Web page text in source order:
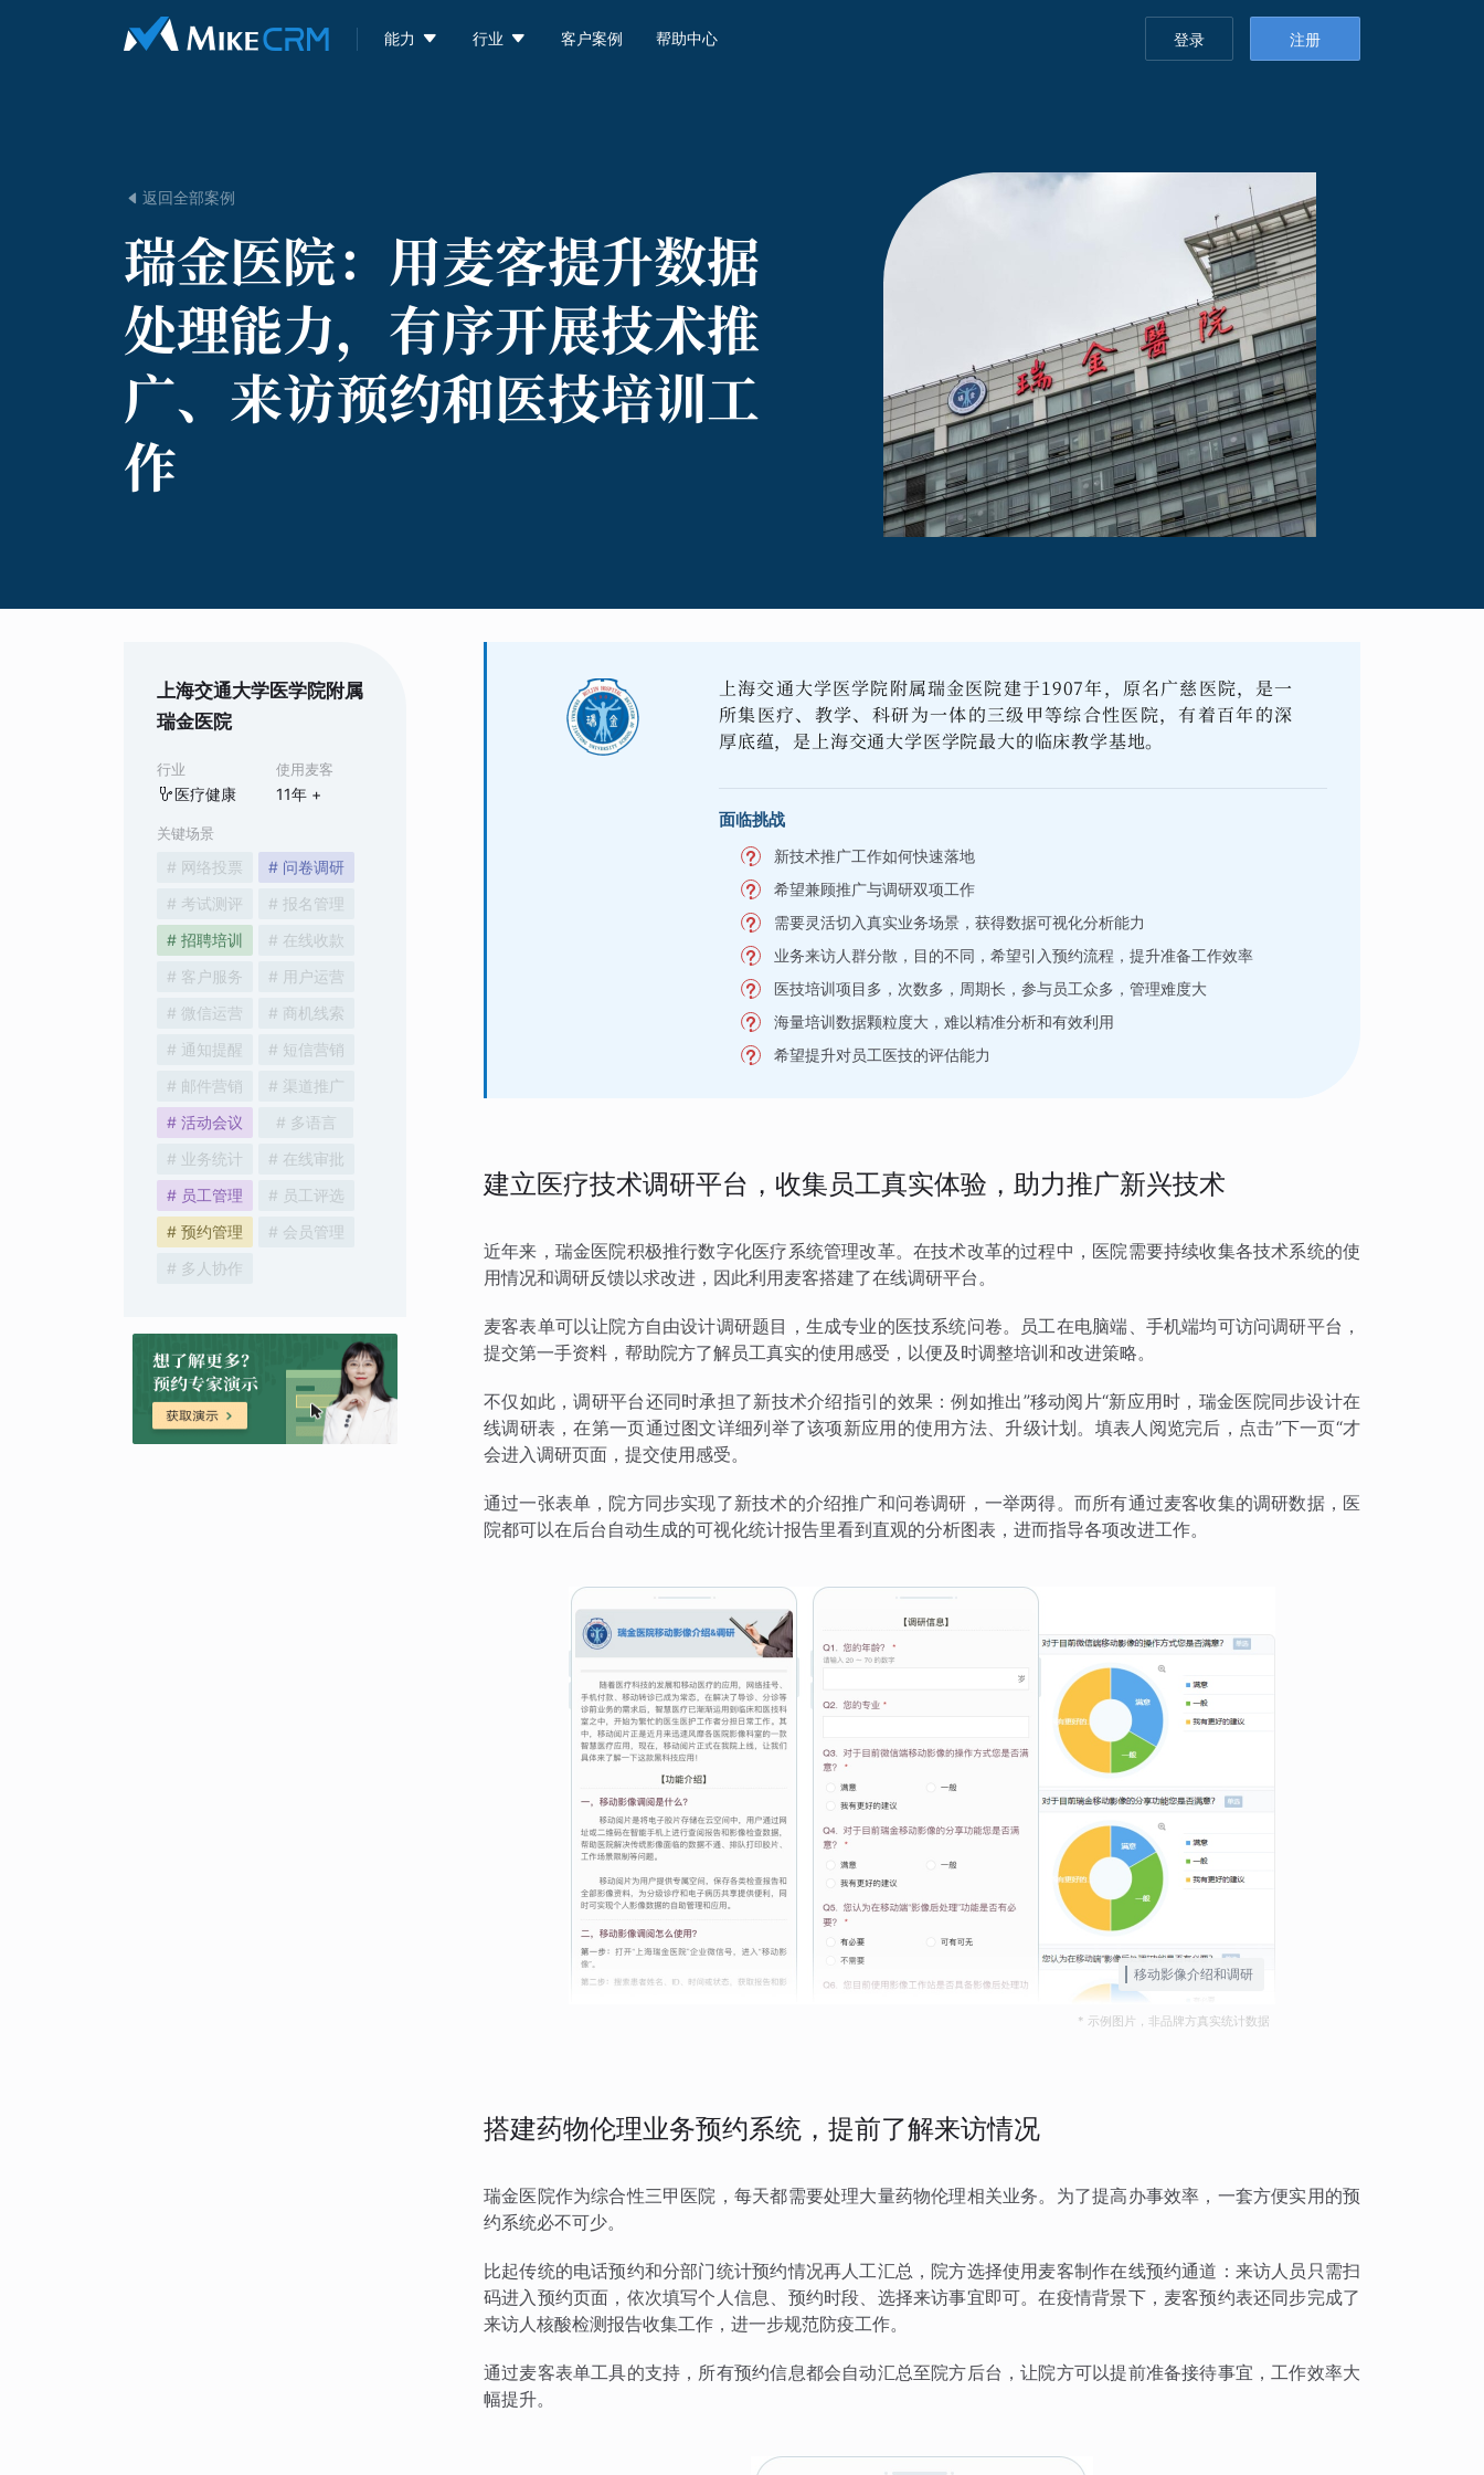
能力  行业  客户案例 帮助中心 登录 注册
 返回全部案例
瑞金医院： 用麦客提升数据
处理能力，有序开展技术推
广、来访预约和医技培训工
作
上海交通大学医学院附属
瑞金医院
行业
医疗健康
使用麦客
11年 +
关键场景
# 网络投票
# 问卷调研
# 考试测评
# 报名管理
# 招聘培训
# 在线收款
# 客户服务
# 用户运营
# 微信运营
# 商机线索
# 通知提醒
# 短信营销
# 邮件营销
# 渠道推广
# 活动会议
# 多语言
# 业务统计
# 在线审批
# 员工管理
# 员工评选
# 预约管理
# 会员管理
# 多人协作
上海交通大学医学院附属瑞金医院建于1907年，原名广慈医院，是一
所集医疗、教学、科研为一体的三级甲等综合性医院，有着百年的深
厚底蕴，是上海交通大学医学院最大的临床教学基地。
面临挑战
新技术推广工作如何快速落地
希望兼顾推广与调研双项工作
需要灵活切入真实业务场景，获得数据可视化分析能力
业务来访人群分散，目的不同，希望引入预约流程，提升准备工作效率
医技培训项目多，次数多，周期长，参与员工众多，管理难度大
海量培训数据颗粒度大，难以精准分析和有效利用
希望提升对员工医技的评估能力
建立医疗技术调研平台，收集员工真实体验，助力推广新兴技术
近年来，瑞金医院积极推行数字化医疗系统管理改革。在技术改革的过程中，医院需要持续收集各技术系统的使
用情况和调研反馈以求改进，因此利用麦客搭建了在线调研平台。
麦客表单可以让院方自由设计调研题目，生成专业的医技系统问卷。员工在电脑端、手机端均可访问调研平台，
提交第一手资料，帮助院方了解员工真实的使用感受，以便及时调整培训和改进策略。
不仅如此，调研平台还同时承担了新技术介绍指引的效果：例如推出”移动阅片“新应用时，瑞金医院同步设计在
线调研表，在第一页通过图文详细列举了该项新应用的使用方法、升级计划。填表人阅览完后，点击”下一页“才
会进入调研页面，提交使用感受。
通过一张表单，院方同步实现了新技术的介绍推广和问卷调研，一举两得。而所有通过麦客收集的调研数据，医
院都可以在后台自动生成的可视化统计报告里看到直观的分析图表，进而指导各项改进工作。
移动影像介绍和调研
* 示例图片，非品牌方真实统计数据
搭建药物伦理业务预约系统，提前了解来访情况
瑞金医院作为综合性三甲医院，每天都需要处理大量药物伦理相关业务。为了提高办事效率，一套方便实用的预
约系统必不可少。
比起传统的电话预约和分部门统计预约情况再人工汇总，院方选择使用麦客制作在线预约通道：来访人员只需扫
码进入预约页面，依次填写个人信息、预约时段、选择来访事宜即可。在疫情背景下，麦客预约表还同步完成了
来访人核酸检测报告收集工作，进一步规范防疫工作。
通过麦客表单工具的支持，所有预约信息都会自动汇总至院方后台，让院方可以提前准备接待事宜，工作效率大
幅提升。